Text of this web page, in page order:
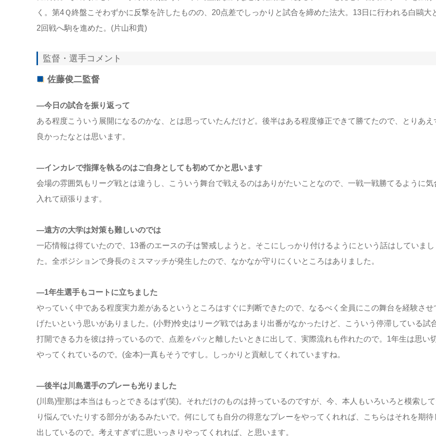
く。第4Ｑ終盤こそわずかに反撃を許したものの、20点差でしっかりと試合を締めた法大。13日に行われる白鷗大
2回戦へ駒を進めた。(片山和貴)
監督・選手コメント
佐藤俊二監督
―今日の試合を振り返って
ある程度こういう展開になるのかな、とは思っていたんだけど。後半はある程度修正できて勝てたので、とりあえ
良かったなとは思います。
―インカレで指揮を執るのはご自身としても初めてかと思います
会場の雰囲気もリーグ戦とは違うし、こういう舞台で戦えるのはありがたいことなので、一戦一戦勝てるように気
入れて頑張ります。
―遠方の大学は対策も難しいのでは
一応情報は得ていたので、13番のエースの子は警戒しようと。そこにしっかり付けるようにという話はしていまし
た。全ポジションで身長のミスマッチが発生したので、なかなか守りにくいところはありました。
―1年生選手もコートに立ちました
やっていく中である程度実力差があるというところはすぐに判断できたので、なるべく全員にこの舞台を経験させ
げたいという思いがありました。(小野)怜史はリーグ戦ではあまり出番がなかったけど、こういう停滞している試
打開できる力を彼は持っているので、点差をパッと離したいときに出して、実際流れも作れたので。1年生は思い
やってくれているので。(金本)一真もそうですし。しっかりと貢献してくれていますね。
―後半は川島選手のプレーも光りました
(川島)聖那は本当はもっとできるはず(笑)。それだけのものは持っているのですが、今、本人もいろいろと模索して
り悩んでいたりする部分があるみたいで。何にしても自分の得意なプレーをやってくれれば、こちらはそれを期待
出しているので。考えすぎずに思いっきりやってくれれば、と思います。